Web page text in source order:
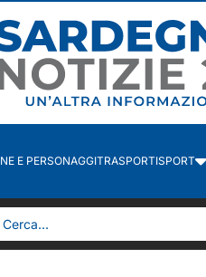
E PERSONAGGITRASPORTISPORT